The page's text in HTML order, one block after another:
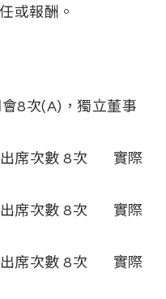
或報酬。
8次(A)，獨立董事
席次數 8次 實際
席次數 8次 實際
席次數 8次 實際